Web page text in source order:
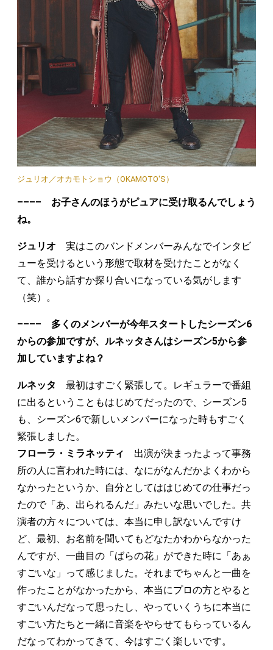
ジュリオ／オカモトショウ（OKAMOTO'S）
–––– お子さんのほうがピュアに受け取るんでしょう
ね。
ジュリオ 実はこのバンドメンバーみんなでインタビ
ューを受けるという形態で取材を受けたことがなく
て、誰から話すか探り合いになっている気がします
（笑）。
–––– 多くのメンバーが今年スタートしたシーズン6
からの参加ですが、ルネッタさんはシーズン5から参
加していますよね？
ルネッタ
最初はすごく緊張して。レギュラーで番組
に出るということもはじめてだったので、シーズン5
も、シーズン6で新しいメンバーになった時もすごく
緊張しました。
フローラ・ミラネッティ
出演が決まったよって事務
所の人に言われた時には、なにがなんだかよくわから
なかったというか、自分としてははじめての仕事だっ
たので「あ、出られるんだ」みたいな思いでした。共
演者の方々については、本当に申し訳ないんですけ
ど、最初、お名前を聞いてもどなたかわからなかった
んですが、一曲目の「ばらの花」ができた時に「あぁ
すごいな」って感じました。それまでちゃんと一曲を
作ったことがなかったから、本当にプロの方とやると
すごいんだなって思ったし、やっていくうちに本当に
すごい方たちと一緒に音楽をやらせてもらっているん
だなってわかってきて、今はすごく楽しいです。